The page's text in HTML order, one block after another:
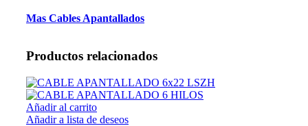
Mas Cables Apantallados
Productos relacionados
Añadir al carrito
Añadir a lista de deseos